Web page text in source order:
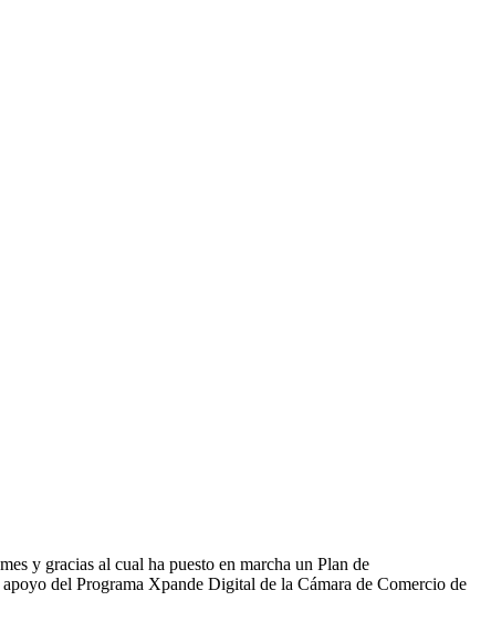
y gracias al cual ha puesto en marcha un Plan de
del Programa Xpande Digital de la Cámara de Comercio de